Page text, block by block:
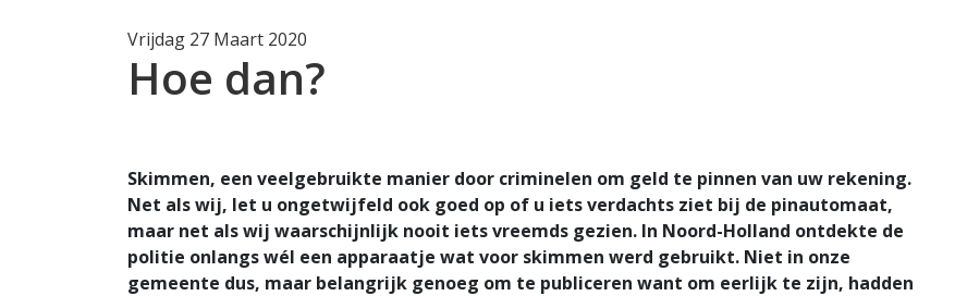
Vrijdag 27 Maart 2020
Hoe dan?
Skimmen, een veelgebruikte manier door criminelen om geld te pinnen van uw rekening.
Net als wij, let u ongetwijfeld ook goed op of u iets verdachts ziet bij de pinautomaat,
maar net als wij waarschijnlijk nooit iets vreemds gezien. In Noord-Holland ontdekte de
politie onlangs wél een apparaatje wat voor skimmen werd gebruikt. Niet in onze
gemeente dus, maar belangrijk genoeg om te publiceren want om eerlijk te zijn, hadden